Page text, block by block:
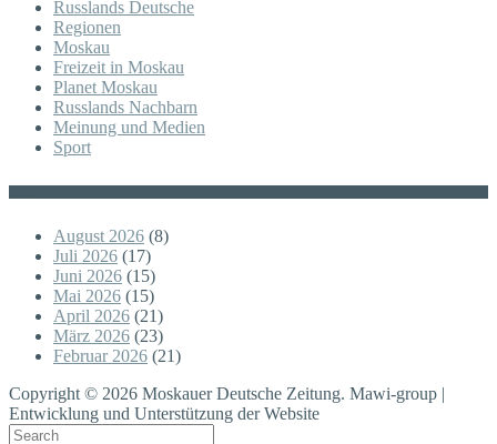
Russlands Deutsche
Regionen
Moskau
Freizeit in Moskau
Planet Moskau
Russlands Nachbarn
Meinung und Medien
Sport
August 2026 (8)
Juli 2026 (17)
Juni 2026 (15)
Mai 2026 (15)
April 2026 (21)
März 2026 (23)
Februar 2026 (21)
Copyright © 2026 Moskauer Deutsche Zeitung. Mawi-group |
Entwicklung und Unterstützung der Website